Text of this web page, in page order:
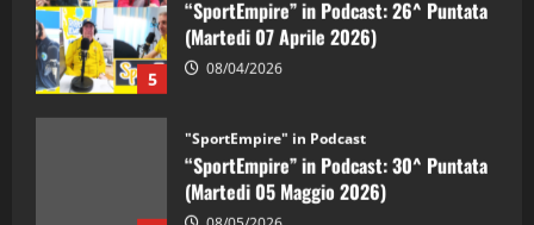
5
(Martedi 07 Aprile 2026)
08/04/2026
"SportEmpire" in Podcast
“SportEmpire” in Podcast: 30^ Puntata
(Martedi 05 Maggio 2026)
08/05/2026